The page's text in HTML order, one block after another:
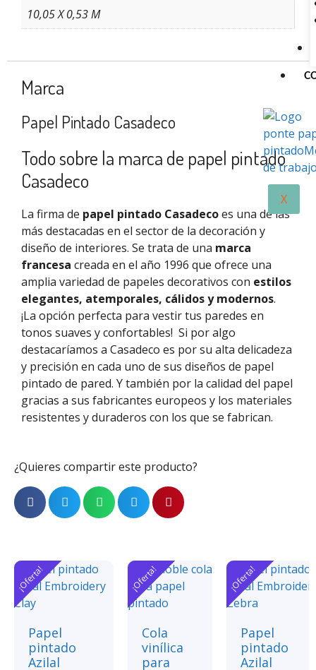
X
10,05 X 0,53 M
Marca
Papel Pintado Casadeco
Todo sobre la marca de papel pintado
Casadeco
La firma de papel pintado Casadecoes una de las
más destacadas en el sector de la decoración y
diseño de interiores. Se trata de una marca
francesa creada en el año 1996 que ofrece una
amplia variedad de papeles decorativos con estilos
elegantes, atemporales, cálidos y modernos.
¡La opción perfecta para vestir tus paredes en
tonos suaves y confortables! Si por algo
destacaríamos a Casadeco es por su alta delicadeza
y precisión en cada uno de sus diseños de papel
pintado de pared. Ytambién por la calidad del papel
gracias a sus fabricantes europeos y los materiales
resistentes y duraderos con los que se fabrican.
¿Quieres compartir este producto?
¡Oferta!
Papel
pintado
Azilal
¡Oferta!
Cola
vinílica
para
¡Oferta!
Papel
pintado
Azilal